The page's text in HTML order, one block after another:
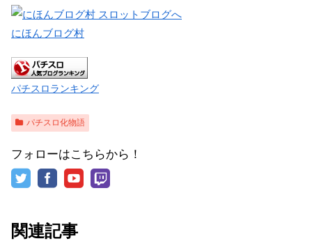
にほんブログ村
パチスロランキング
パチスロ化物語
フォローはこちらから！
関連記事